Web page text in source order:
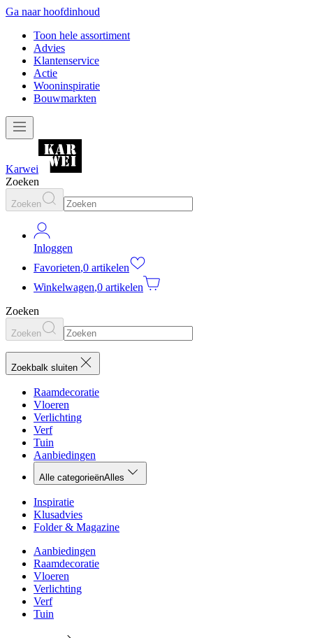
Ga naar hoofdinhoud
Toon hele assortiment
Advies
Klantenservice
Actie
Wooninspiratie
Bouwmarkten
Karwei
Zoeken
Zoeken
Inloggen
Favorieten,0 artikelen
Winkelwagen,0 artikelen
Zoeken
Zoeken
Zoekbalk sluiten
Raamdecoratie
Vloeren
Verlichting
Verf
Tuin
Aanbiedingen
Alle categorieënAlles
Inspiratie
Klusadvies
Folder & Magazine
Aanbiedingen
Raamdecoratie
Vloeren
Verlichting
Verf
Tuin